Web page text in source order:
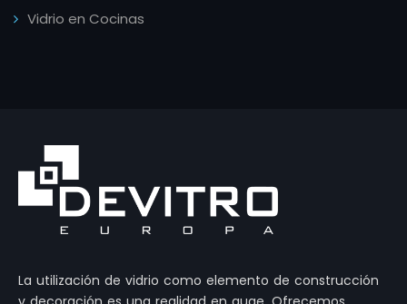
Vidrio en Cocinas
La utilización de vidrio como elemento de construcción